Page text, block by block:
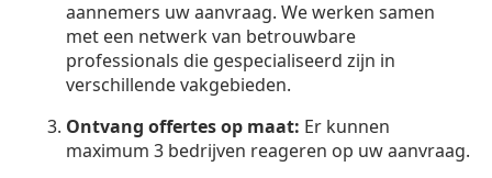
aannemers uw aanvraag. We werken samen
met een netwerk van betrouwbare
professionals die gespecialiseerd zijn in
verschillende vakgebieden.
Ontvang offertes op maat: Er kunnen
maximum 3 bedrijven reageren op uw aanvraag.